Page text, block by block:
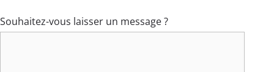
Souhaitez-vous laisser un message ?